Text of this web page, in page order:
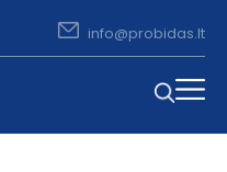
info@probidas.lt